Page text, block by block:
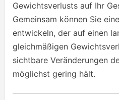
Gewichtsverlusts auf Ihr
Gemeinsam können Sie
entwickeln, der auf einen
gleichmäßigen
sichtbare Veränderungen
möglichst gering hält.